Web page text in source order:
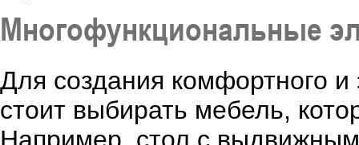
Многофункциональные
Для создания комфортного и
стоит выбирать мебель,